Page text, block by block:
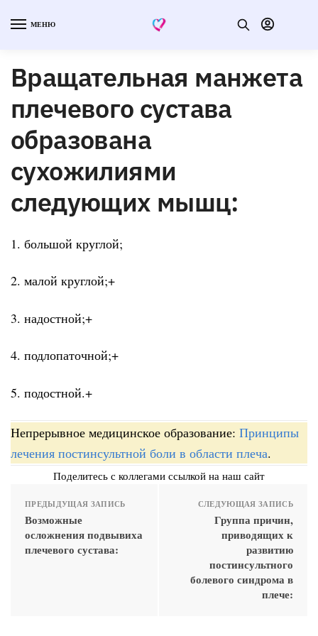
МЕНЮ
Вращательная манжета
плечевого сустава
образована
сухожилиями
следующих мышц:
1. большой круглой;
2. малой круглой;+
3. надостной;+
4. подлопаточной;+
5. подостной.+
Непрерывное медицинское образование: Принципы
лечения постинсультной боли в области плеча.
Поделитесь с коллегами ссылкой на наш сайт
ПРЕДЫДУЩАЯ ЗАПИСЬ
Возможные
осложнения подвывиха
плечевого сустава:
СЛЕДУЮЩАЯ ЗАПИСЬ
Группа причин,
приводящих к
развитию
постинсультного
болевого синдрома в
плече: